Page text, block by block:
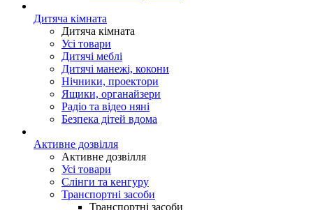
Дитяча кімната
Дитяча кімната
Усі товари
Дитячі меблі
Дитячі манежі, кокони
Нічники, проектори
Ящики, органайзери
Радіо та відео няні
Безпека дітей вдома
Активне дозвілля
Активне дозвілля
Усі товари
Слінги та кенгуру
Транспортні засоби
Транспортні засоби